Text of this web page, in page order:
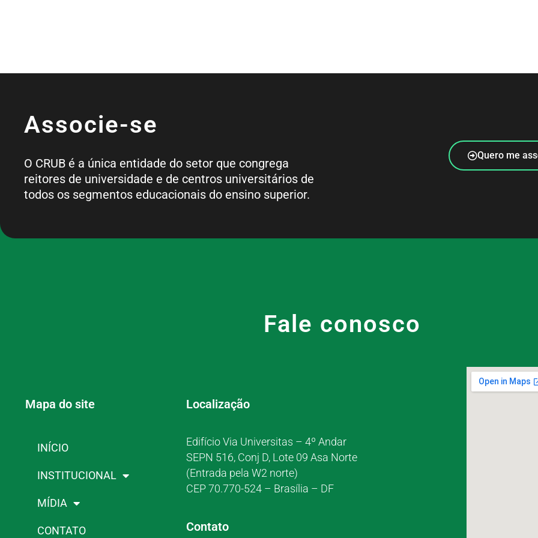
Associe-se
O CRUB é a única entidade do setor que congrega
reitores de universidade e de centros universitários de
todos os segmentos educacionais do ensino superior.
Quero me
Fale conosco
Mapa do site
INÍCIO
INSTITUCIONAL
MÍDIA
CONTATO
Localização
Edifício Via Universitas – 4º Andar
SEPN 516, Conj D, Lote 09 Asa Norte
(Entrada pela W2 norte)
CEP 70.770-524 – Brasília – DF
Contato